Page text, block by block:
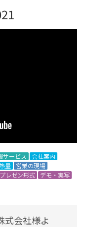
サービス
会社案内
量
営業の現場
プレゼン形式
デモ・実写
式会社様よ